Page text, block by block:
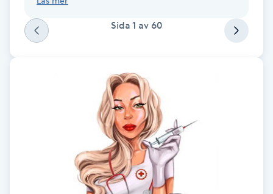
Gellack med förstärkning
Gua Sha-massage
resultatet verkligen super! Läpparna ser
jag naturligt saknar helt! Alexandra skapar
trygghet från första stund med sin härliga
Sida 1 av 60